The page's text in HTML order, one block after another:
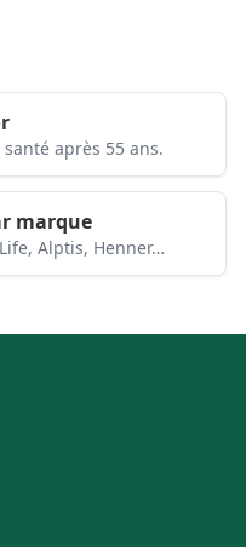
après 55 ans.
marque
Alptis, Henner…